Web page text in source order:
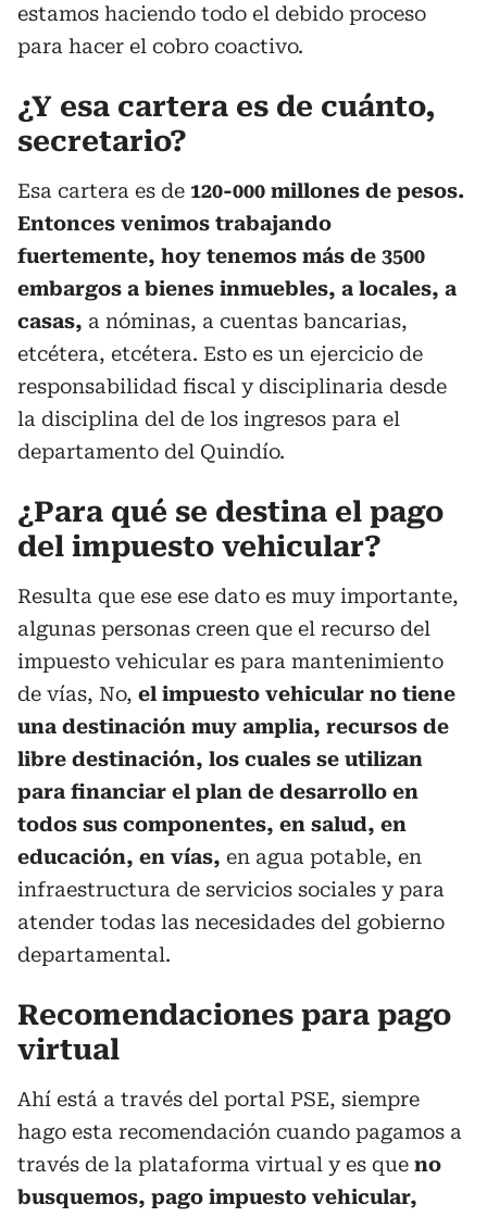
estamos haciendo todo el debido proceso
para hacer el cobro coactivo.
¿Y esa cartera es de cuánto,
secretario?
Esa cartera es de 120-000 millones de pesos.
Entonces venimos trabajando
fuertemente, hoy tenemos más de 3500
embargos a bienes inmuebles, a locales, a
casas, a nóminas, a cuentas bancarias,
etcétera, etcétera. Esto es un ejercicio de
responsabilidad fiscal y disciplinaria desde
la disciplina del de los ingresos para el
departamento del Quindío.
¿Para qué se destina el pago
del impuesto vehicular?
Resulta que ese ese dato es muy importante,
algunas personas creen que el recurso del
impuesto vehicular es para mantenimiento
de vías, No, el impuesto vehicular no tiene
una destinación muy amplia, recursos de
libre destinación, los cuales se utilizan
para financiar el plan de desarrollo en
todos sus componentes, en salud, en
educación, en vías, en agua potable, en
infraestructura de servicios sociales y para
atender todas las necesidades del gobierno
departamental.
Recomendaciones para pago
virtual
Ahí está a través del portal PSE, siempre
hago esta recomendación cuando pagamos a
través de la plataforma virtual y es que no
busquemos, pago impuesto vehicular,